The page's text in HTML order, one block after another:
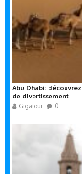
Abu Dhabi:
de divertissement
Gigatour 0